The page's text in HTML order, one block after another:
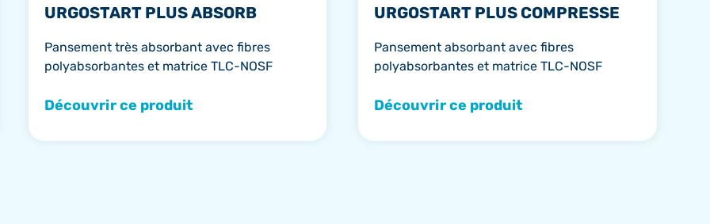
URGOSTART PLUS ABSORB
Pansement très absorbant avec fibres
polyabsorbantes et matrice TLC-NOSF
Découvrir ce produit
URGOSTART PLUS COMPRESSE
Pansement absorbant avec fibres
polyabsorbantes et matrice TLC-NOSF
Découvrir ce produit